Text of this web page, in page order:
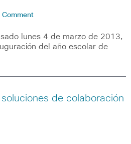
Comment
lunes 4 de marzo de 2013,
del año escolar de
de colaboración